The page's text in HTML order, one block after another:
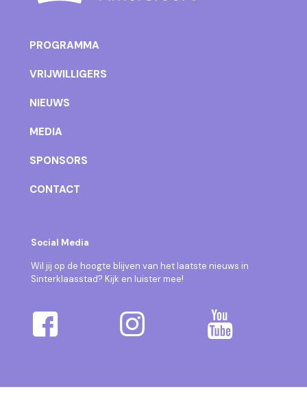
PROGRAMMA
VRIJWILLIGERS
NIEUWS
MEDIA
SPONSORS
CONTACT
Social Media
Wil jij op de hoogte blijven van het laatste nieuws in
Sinterklaasstad? Kijk en luister mee!